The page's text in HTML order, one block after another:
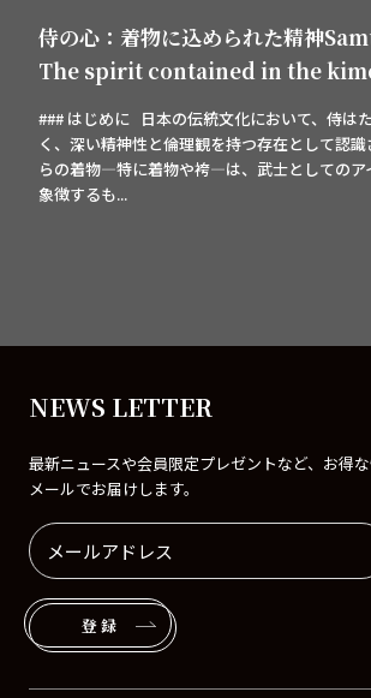
侍の心：着物に込められた精神
The spirit contained in the
### はじめに 日本の伝統文化において、侍は
く、深い精神性と倫理観を持つ存在として認
らの着物—特に着物や袴—は、武士としてのア
象徴するも...
NEWS LETTER
最新ニュースや会員限定プレゼントなど、お得
メールでお届けします。
登録